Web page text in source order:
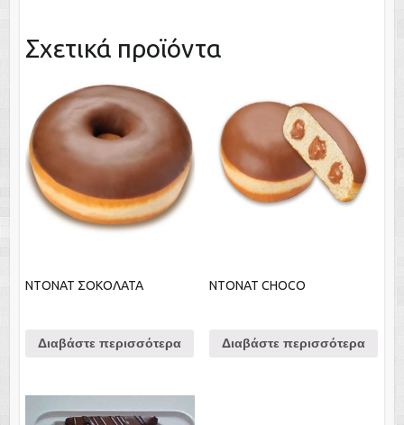
Σχετικά προϊόντα
NTONAT ΣΟΚΟΛΑΤΑ
Διαβάστε περισσότερα
NTONAT CHOCO
Διαβάστε περισσότερα